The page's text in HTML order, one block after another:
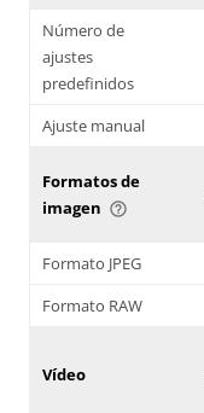
Número de
ajustes
predefinidos
Ajuste manual
Formatos de
imagen help_outline
Formato JPEG
Formato RAW
Vídeo